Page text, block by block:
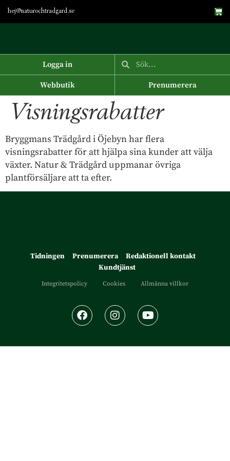
hej@naturochtradgard.se
Logga in
Webbutik Prenumerera
Visningsrabatter
Bryggmans Trädgård i Öjebyn har flera
visningsrabatter för att hjälpa sina kunder att välja
växter. Natur & Trädgård upp­manar övriga
plantförsäljare att ta efter.
Tidningen Prenumerera
Redaktionell kontakt
Kundtjänst
Integritetspolicy Cookies Allmänna villkor